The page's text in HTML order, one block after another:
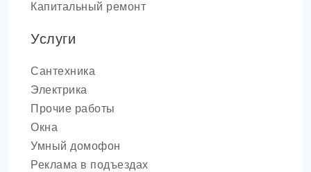
Капитальный ремонт
Услуги
Сантехника
Электрика
Прочие работы
Окна
Умный домофон
Реклама в подъездах